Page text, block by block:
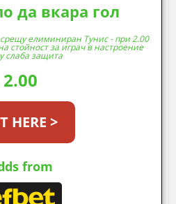
да вкара гол
елиминиран Тунис - при 2.00
стойност за играч в настроение
слаба защита
2.00
HERE >
from